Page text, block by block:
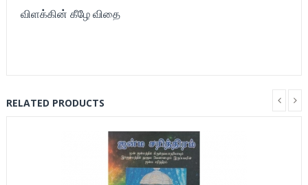
விளக்கின் கீழே விதை
RELATED PRODUCTS